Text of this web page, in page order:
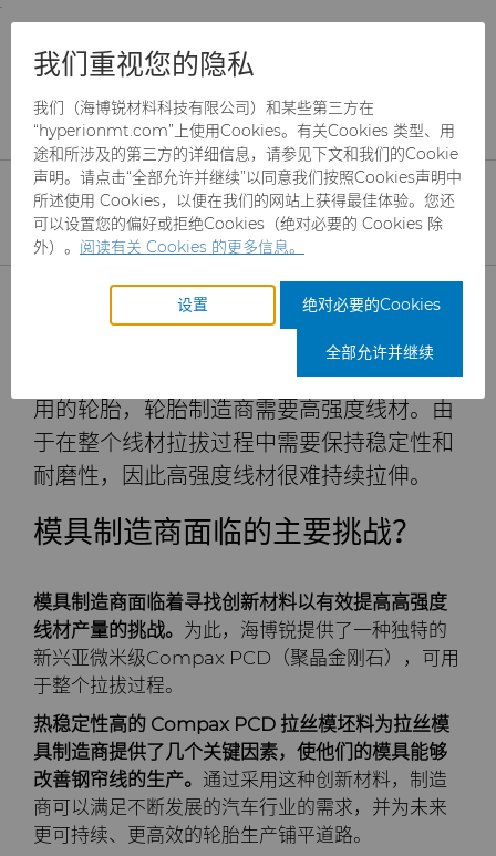
;
and information are based on this region.
Close Change region
CBN颗粒
CBN微粉
合成金刚石颗粒
超优级金刚石微粉
制罐模具
冲杯模具解决方案
拉伸模具解决方案
Extrusion Tooling Solutions
硬质合金棒料
高性能硬质合金棒料
通用硬质合金棒料
硬质合金轧辊
硬质合金轧辊
PCD & PCBN Tooling
研磨膏和研磨液
金刚石研磨膏
研磨液和悬浮液
Hyperion金刚石研磨液
流体处理
流体端部件
食品加工零部件
成形模具
成形模具坯料
齿轮滚刀坯料
航空航天
汽车
电子
环境与过程
食品与饮料
通用制造
卫生
服务
刀具制造商解决方案
工程解决方案
硬质合金回收
增材制造
资源
资料库
PCD & PCBN牌号选型工具
证书和数据表
材料分析实验室
QEHS政策
公司
职业机会
公司管理
新闻
联系我们
销售办事处
安全数据表
亚微米级PCD坯料提高了高强度钢帘线的拉拔生产效率
亚微米级PCD坯料提高高
强度钢帘线拉拔生产效率的
6种方法
随着电动汽车和 SUV 等重型车辆的发展需
求不断增加，轮胎制造商不断寻找更坚固、
更安全、更轻轮胎的方法。为了生产出更耐
用的轮胎，轮胎制造商需要高强度线材。由
于在整个线材拉拔过程中需要保持稳定性和
耐磨性，因此高强度线材很难持续拉伸。
模具制造商面临的主要挑战？
模具制造商面临着寻找创新材料以有效提高高强度
线材产量的挑战。 为此，海博锐提供了一种独特的
新兴亚微米级Compax PCD（聚晶金刚石），可用
于整个拉拔过程。
热稳定性高的 Compax PCD 拉丝模坯料为拉丝模
具制造商提供了几个关键因素，使他们的模具能够
改善钢帘线的生产。 通过采用这种创新材料，制造
商可以满足不断发展的汽车行业的需求，并为未来
更可持续、更高效的轮胎生产铺平道路。
我们重视您的隐私
我们（海博锐材料科技有限公司）和某些第三方在
“hyperionmt.com”上使用Cookies。有关Cookies 类型、用
途和所涉及的第三方的详细信息，请参见下文和我们的Cookie
声明。请点击“全部允许并继续”以同意我们按照Cookies声明中
所述使用 Cookies，以便在我们的网站上获得最佳体验。您还
可以设置您的偏好或拒绝Cookies（绝对必要的 Cookies 除
外）。 阅读有关 Cookies 的更多信息。
设置 绝对必要的Cookies
全部允许并继续